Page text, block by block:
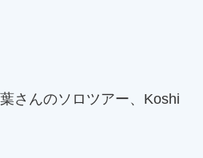
さんのソロツアー、Koshi